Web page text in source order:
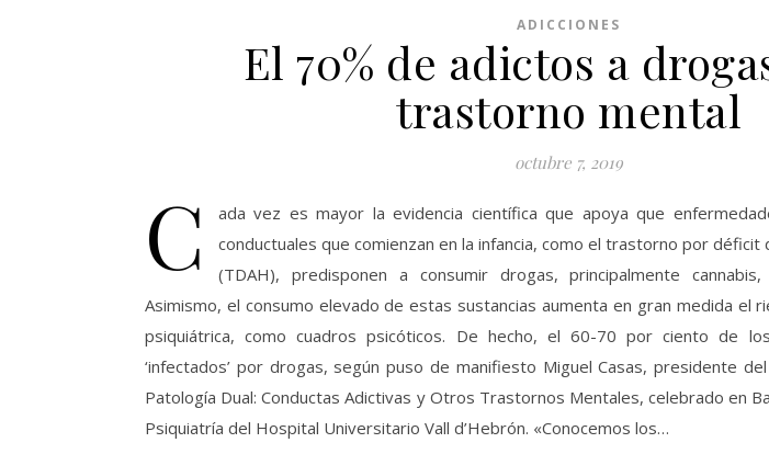
ADICCIONES
El 70% de adictos a
trastorno mental
octubre 7, 2019
C
ada vez es mayor la evidencia científica que apoya que
conductuales que comienzan en la infancia, como el trastorno por déficit
(TDAH), predisponen a consumir drogas, principalmente
Asimismo, el consumo elevado de estas sustancias aumenta en gran medida el
psiquiátrica, como cuadros psicóticos. De hecho, el 60-70 por ciento de
‘infectados’ por drogas, según puso de manifiesto Miguel Casas, presidente
Patología Dual: Conductas Adictivas y Otros Trastornos Mentales, celebrado en
Psiquiatría del Hospital Universitario Vall d’Hebrón. «Conocemos los…